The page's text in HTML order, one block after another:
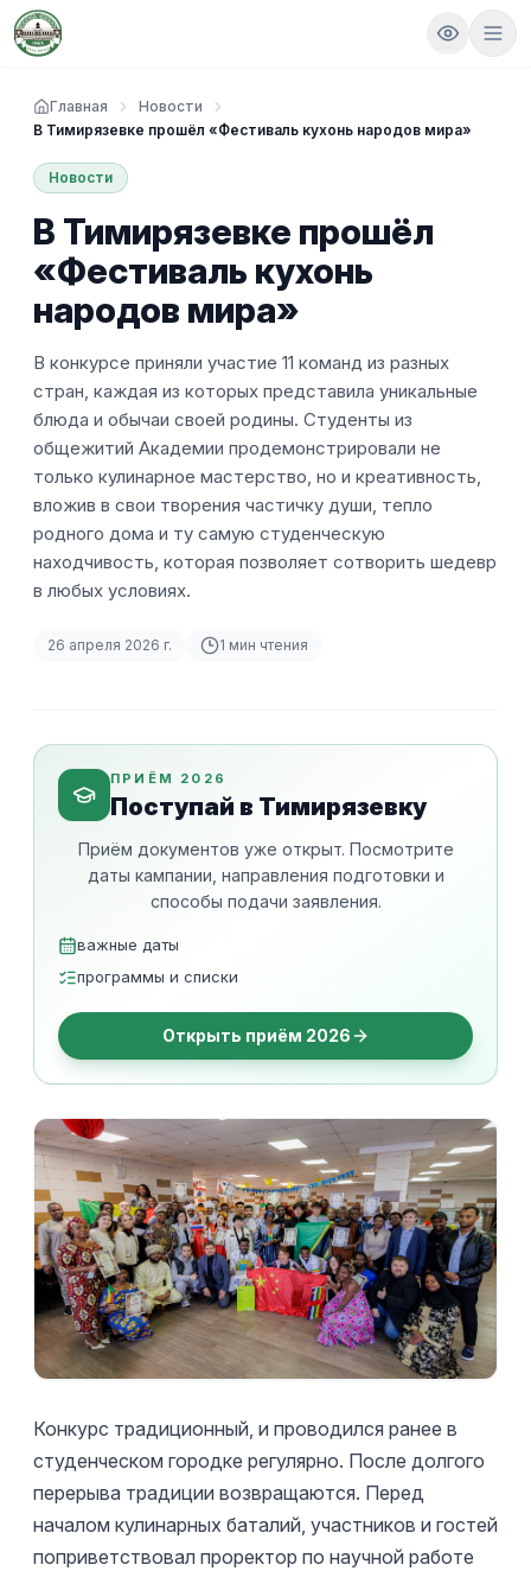
Главная
Новости
В Тимирязевке прошёл «Фестиваль кухонь народов мира»
Новости
В Тимирязевке прошёл
«Фестиваль кухонь
народов мира»
В конкурсе приняли участие 11 команд из разных
стран, каждая из которых представила уникальные
блюда и обычаи своей родины. Студенты из
общежитий Академии продемонстрировали не
только кулинарное мастерство, но и креативность,
вложив в свои творения частичку души, тепло
родного дома и ту самую студенческую
находчивость, которая позволяет сотворить шедевр
в любых условиях.
26 апреля 2026 г. 1 мин чтения
ПРИЁМ 2026
Поступай в Тимирязевку
Приём документов уже открыт. Посмотрите
даты кампании, направления подготовки и
способы подачи заявления.
важные даты
программы и списки
Открыть приём 2026
Конкурс традиционный, и проводился ранее в
студенческом городке регулярно. После долгого
перерыва традиции возвращаются. Перед
началом кулинарных баталий, участников и гостей
поприветствовал проректор по научной работе